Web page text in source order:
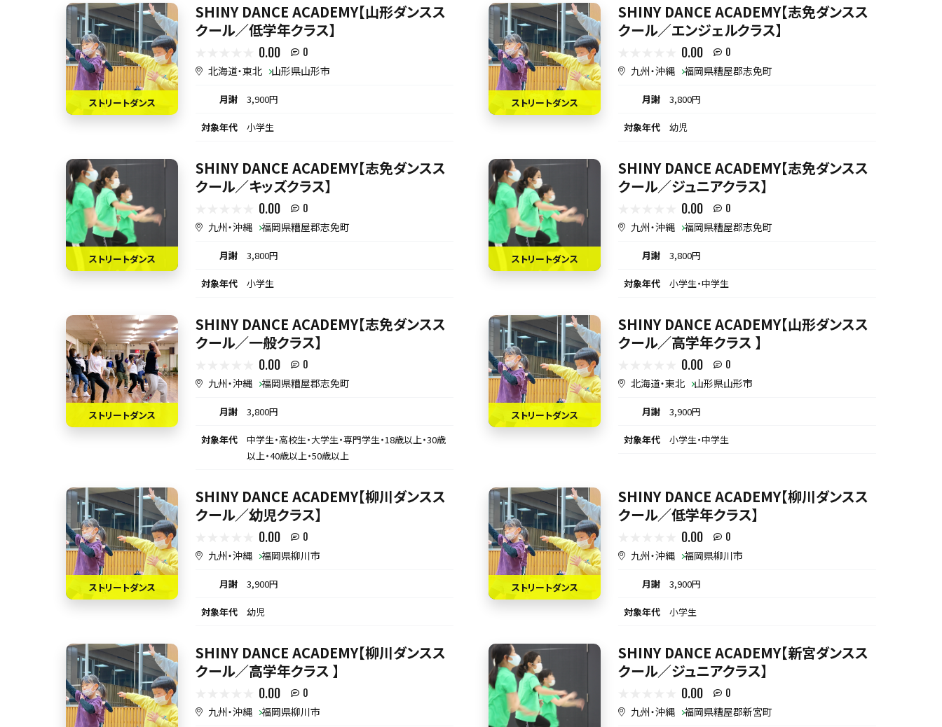
ストリートダンス
SHINY DANCE ACADEMY【山形ダンスス
クール／低学年クラス】
0.00 0
北海道・東北 山形県山形市
月謝 3,900円
対象年代 小学生
ストリートダンス
SHINY DANCE ACADEMY【志免ダンスス
クール／エンジェルクラス】
0.00 0
九州・沖縄 福岡県糟屋郡志免町
月謝 3,800円
対象年代 幼児
ストリートダンス
SHINY DANCE ACADEMY【志免ダンスス
クール／キッズクラス】
0.00 0
九州・沖縄 福岡県糟屋郡志免町
月謝 3,800円
対象年代 小学生
ストリートダンス
SHINY DANCE ACADEMY【志免ダンスス
クール／ジュニアクラス】
0.00 0
九州・沖縄 福岡県糟屋郡志免町
月謝 3,800円
対象年代 小学生・中学生
ストリートダンス
SHINY DANCE ACADEMY【志免ダンスス
クール／一般クラス】
0.00 0
九州・沖縄 福岡県糟屋郡志免町
月謝 3,800円
対象年代
中学生・高校生・大学生・専門学生・18歳以上・30歳
以上・40歳以上・50歳以上
ストリートダンス
SHINY DANCE ACADEMY【山形ダンスス
クール／高学年クラス 】
0.00 0
北海道・東北 山形県山形市
月謝 3,900円
対象年代 小学生・中学生
ストリートダンス
SHINY DANCE ACADEMY【柳川ダンスス
クール／幼児クラス】
0.00 0
九州・沖縄 福岡県柳川市
月謝 3,900円
対象年代 幼児
ストリートダンス
SHINY DANCE ACADEMY【柳川ダンスス
クール／低学年クラス】
0.00 0
九州・沖縄 福岡県柳川市
月謝 3,900円
対象年代 小学生
SHINY DANCE ACADEMY【柳川ダンスス
クール／高学年クラス 】
0.00 0
九州・沖縄 福岡県柳川市
SHINY DANCE ACADEMY【新宮ダンスス
クール／ジュニアクラス】
0.00 0
九州・沖縄 福岡県糟屋郡新宮町